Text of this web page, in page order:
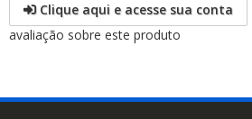
Clique aqui e acesse sua conta
avaliação sobre este produto